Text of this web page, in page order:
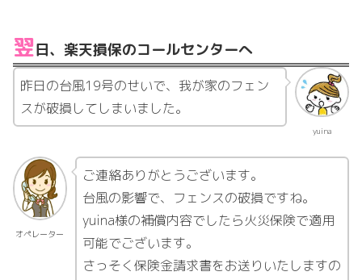
翌日、楽天損保のコールセンターへ
yuina
昨日の台風19号のせいで、我が家のフェン
スが破損してしまいました。
オペレーター
ご連絡ありがとうございます。
台風の影響で、フェンスの破損ですね。
yuina様の補償内容でしたら火災保険で適用
可能でございます。
さっそく保険金請求書をお送りいたしますの